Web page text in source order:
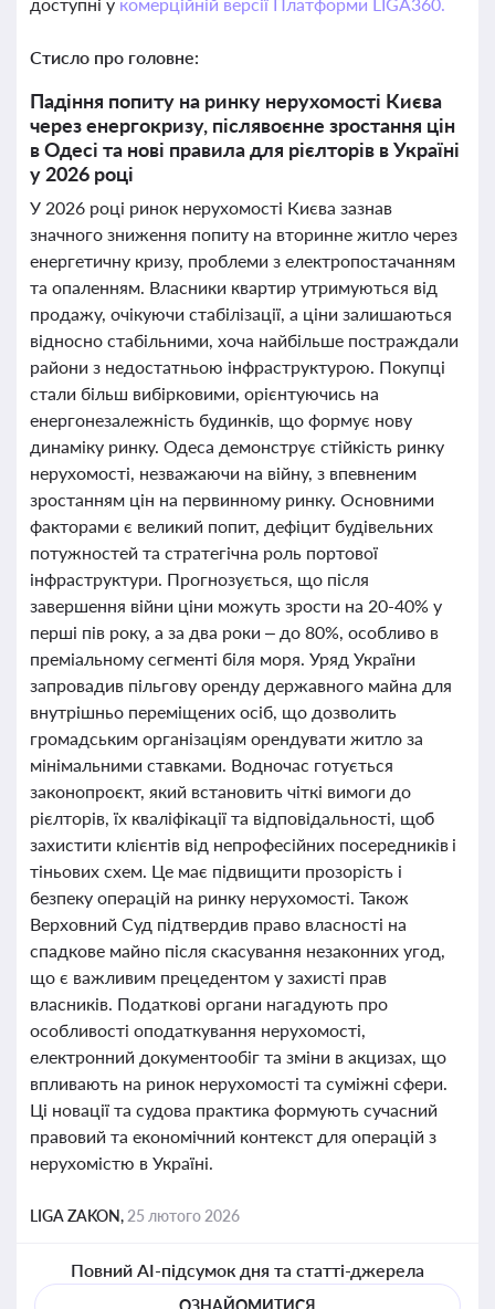
Стисло про головне:
Падіння попиту на ринку нерухомості Києва
через енергокризу, післявоєнне зростання цін
в Одесі та нові правила для рієлторів в Україні
у 2026 році
У 2026 році ринок нерухомості Києва зазнав
значного зниження попиту на вторинне житло через
енергетичну кризу, проблеми з електропостачанням
та опаленням. Власники квартир утримуються від
продажу, очікуючи стабілізації, а ціни залишаються
відносно стабільними, хоча найбільше постраждали
райони з недостатньою інфраструктурою. Покупці
стали більш вибірковими, орієнтуючись на
енергонезалежність будинків, що формує нову
динаміку ринку. Одеса демонструє стійкість ринку
нерухомості, незважаючи на війну, з впевненим
зростанням цін на первинному ринку. Основними
факторами є великий попит, дефіцит будівельних
потужностей та стратегічна роль портової
інфраструктури. Прогнозується, що після
завершення війни ціни можуть зрости на 20-40% у
перші пів року, а за два роки – до 80%, особливо в
преміальному сегменті біля моря. Уряд України
запровадив пільгову оренду державного майна для
внутрішньо переміщених осіб, що дозволить
громадським організаціям орендувати житло за
мінімальними ставками. Водночас готується
законопроєкт, який встановить чіткі вимоги до
рієлторів, їх кваліфікації та відповідальності, щоб
захистити клієнтів від непрофесійних посередників і
тіньових схем. Це має підвищити прозорість і
безпеку операцій на ринку нерухомості. Також
Верховний Суд підтвердив право власності на
спадкове майно після скасування незаконних угод,
що є важливим прецедентом у захисті прав
власників. Податкові органи нагадують про
особливості оподаткування нерухомості,
електронний документообіг та зміни в акцизах, що
впливають на ринок нерухомості та суміжні сфери.
Ці новації та судова практика формують сучасний
правовий та економічний контекст для операцій з
нерухомістю в Україні.
LIGA ZAKON, 25 лютого 2026
Повний AI-підсумок дня та статті-джерела
ОЗНАЙОМИТИСЯ